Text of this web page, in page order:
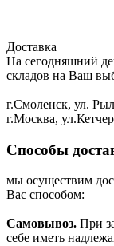
Доставка
На сегодняшний
складов на Ваш
г.Смоленск, ул.
г.Москва,
Способы
мы осуществим
Вас способом:
Самовывоз. При
себе иметь